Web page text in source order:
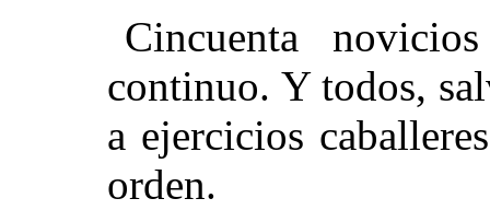
Cincuenta
continuo. Y todos,
a ejercicios
orden.